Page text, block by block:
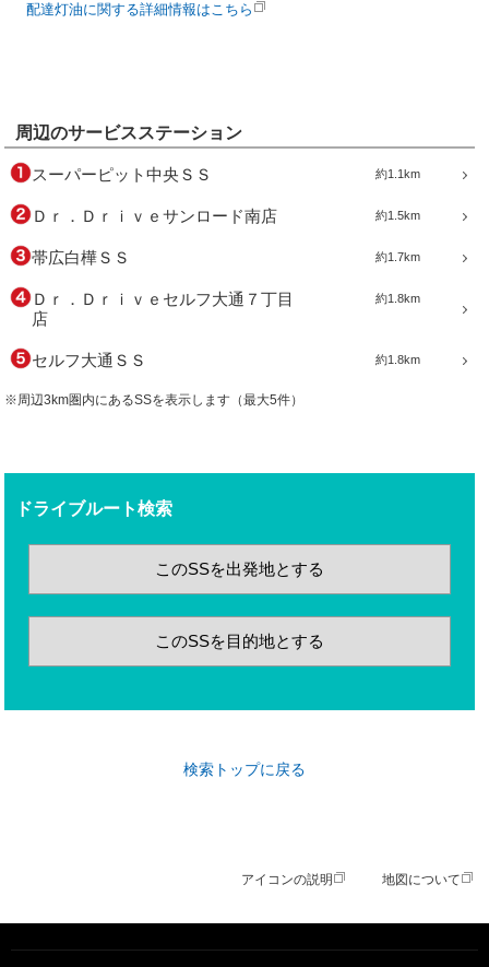
配達灯油に関する詳細情報はこちら
周辺のサービスステーション
約1.1km
スーパーピット中央ＳＳ
約1.5km
Ｄｒ．Ｄｒｉｖｅサンロード南店
約1.7km
帯広白樺ＳＳ
約1.8km
Ｄｒ．Ｄｒｉｖｅセルフ大通７丁目
店
約1.8km
セルフ大通ＳＳ
※周辺3km圏内にあるSSを表示します（最大5件）
ドライブルート検索
このSSを出発地とする
このSSを目的地とする
検索トップに戻る
アイコンの説明 地図について